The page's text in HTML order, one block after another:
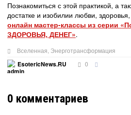
Познакомиться с этой практикой, а
достатке и изобилии любви,
онлайн мастер-классы из серии
ЗДОРОВЬЯ, ДЕНЕГ».
Вселенная Энерготрансформация
EsotericNews.RU
0
0 комментариев